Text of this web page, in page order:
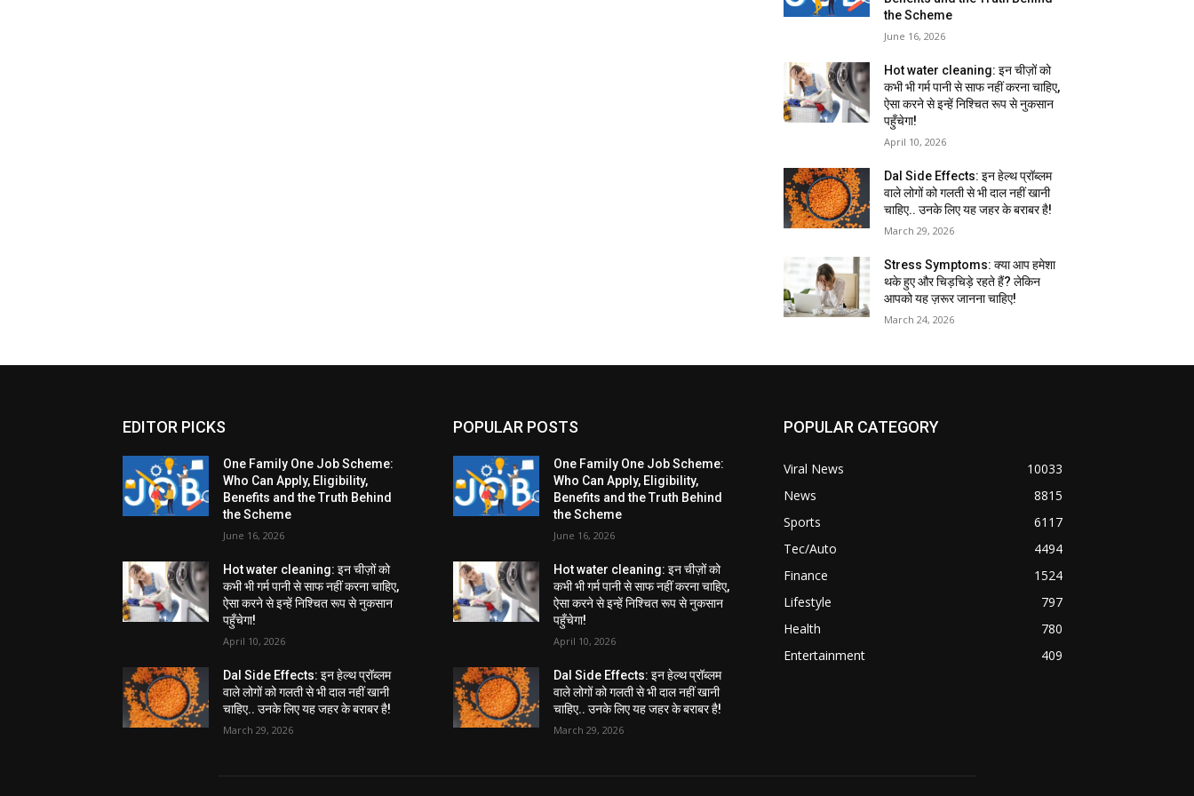
the Scheme
June 16, 2026
Hot water cleaning: इन चीज़ों को
कभी भी गर्म पानी से साफ नहीं करना चाहिए,
ऐसा करने से इन्हें निश्चित रूप से नुकसान
पहुँचेगा!
April 10, 2026
Dal Side Effects: इन हेल्थ प्रॉब्लम
वाले लोगों को गलती से भी दाल नहीं खानी
चाहिए.. उनके लिए यह जहर के बराबर है!
March 29, 2026
Stress Symptoms: क्या आप हमेशा
थके हुए और चिड़चिड़े रहते हैं? लेकिन
आपको यह ज़रूर जानना चाहिए!
March 24, 2026
EDITOR PICKS
One Family One Job Scheme:
Who Can Apply, Eligibility,
Benefits and the Truth Behind
the Scheme
June 16, 2026
Hot water cleaning: इन चीज़ों को
कभी भी गर्म पानी से साफ नहीं करना चाहिए,
ऐसा करने से इन्हें निश्चित रूप से नुकसान
पहुँचेगा!
April 10, 2026
Dal Side Effects: इन हेल्थ प्रॉब्लम
वाले लोगों को गलती से भी दाल नहीं खानी
चाहिए.. उनके लिए यह जहर के बराबर है!
March 29, 2026
POPULAR POSTS
One Family One Job Scheme:
Who Can Apply, Eligibility,
Benefits and the Truth Behind
the Scheme
June 16, 2026
Hot water cleaning: इन चीज़ों को
कभी भी गर्म पानी से साफ नहीं करना चाहिए,
ऐसा करने से इन्हें निश्चित रूप से नुकसान
पहुँचेगा!
April 10, 2026
Dal Side Effects: इन हेल्थ प्रॉब्लम
वाले लोगों को गलती से भी दाल नहीं खानी
चाहिए.. उनके लिए यह जहर के बराबर है!
March 29, 2026
POPULAR CATEGORY
Viral News
10033
News
8815
Sports
6117
Tec/Auto
4494
Finance
1524
Lifestyle
797
Health
780
Entertainment
409